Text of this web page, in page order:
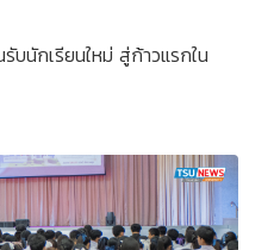
นักเรียนใหม่ สู่ก้าวแรกใน